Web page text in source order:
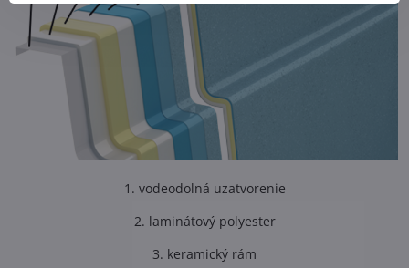
1. vodeodolná uzatvorenie
2. laminátový polyester
3. keramický rám